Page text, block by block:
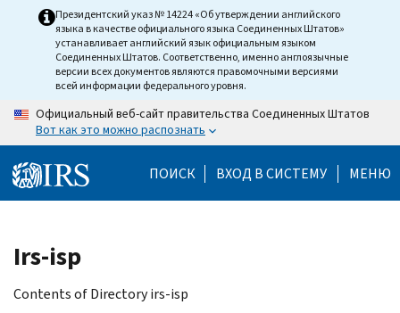
Президентский указ № 14224 «Об утверждении английского
языка в качестве официального языка Соединенных Штатов»
устанавливает английский язык официальным языком
Соединенных Штатов. Соответственно, именно англоязычные
версии всех документов являются правомочными версиями
всей информации федерального уровня.
Официальный веб-сайт правительства Соединенных Штатов
Вот как это можно распознать
ПОИСК ВХОД В СИСТЕМУ МЕНЮ
Beginning
of
main
Irs-isp
Contents of Directory irs-isp